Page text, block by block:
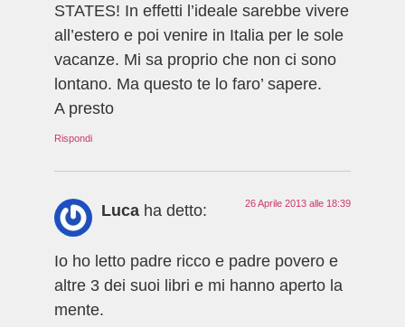
STATES! In effetti l’ideale sarebbe vivere
all’estero e poi venire in Italia per le sole
vacanze. Mi sa proprio che non ci sono
lontano. Ma questo te lo faro’ sapere.
A presto
Rispondi
Luca ha detto: 26 Aprile 2013 alle 18:39
Io ho letto padre ricco e padre povero e
altre 3 dei suoi libri e mi hanno aperto la
mente.